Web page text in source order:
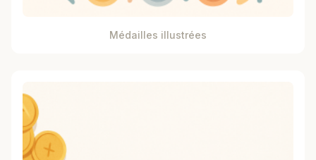
Médailles illustrées